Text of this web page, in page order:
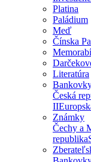
Platina
Paládium
Meď
Čínska
Literatúra
Česká
II
Známky
Čechy a
republika